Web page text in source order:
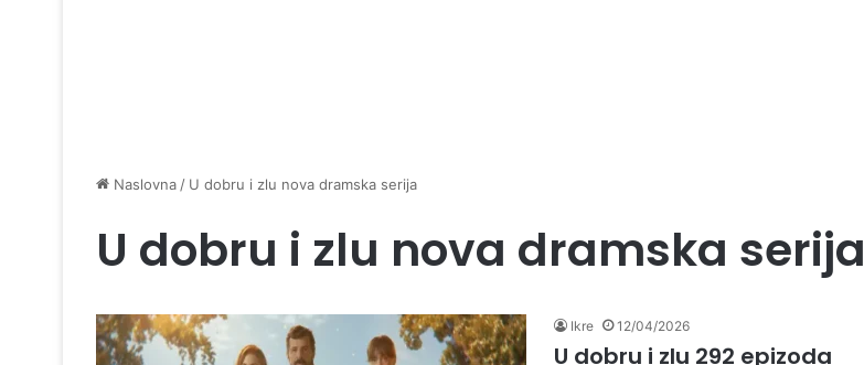
Naslovna / U dobru i zlu nova dramska serija
U dobru i zlu nova dramska serija
Ikre 12/04/2026
U dobru i zlu 292 epizoda